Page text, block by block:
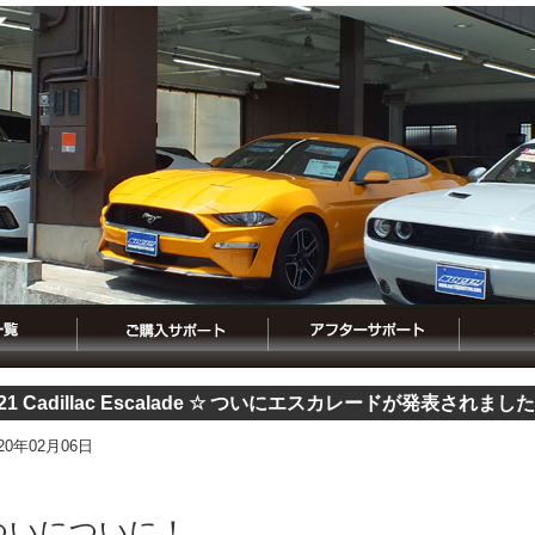
Cadillac Escalade ☆ ついにエスカレードが発表されまし
年02月06日